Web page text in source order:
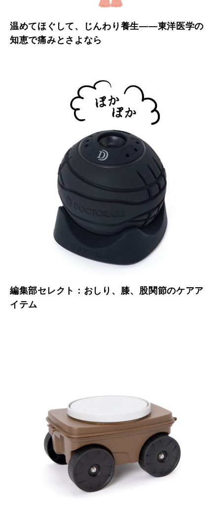
温めてほぐして、じんわり養生——東洋医学の
知恵で痛みとさよなら
編集部セレクト：おしり、膝、股関節のケアア
イテム